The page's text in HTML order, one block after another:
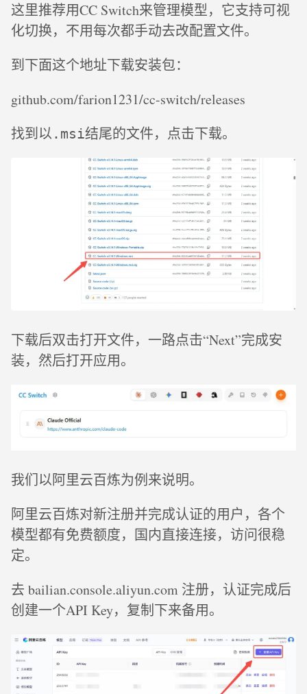
这里推荐用CC Switch来管理模型，它支持可视
化切换，不用每次都手动去改配置文件。
到下面这个地址下载安装包：
github.com/farion1231/cc-switch/releases
找到以 .msi结尾的文件，点击下载。
下载后双击打开文件，一路点击“Next”完成安
装，然后打开应用。
我们以阿里云百炼为例来说明。
阿里云百炼对新注册并完成认证的用户，各个
模型都有免费额度，国内直接连接，访问很稳
定。
去 bailian.console.aliyun.com 注册，认证完成后
创建一个API Key，复制下来备用。